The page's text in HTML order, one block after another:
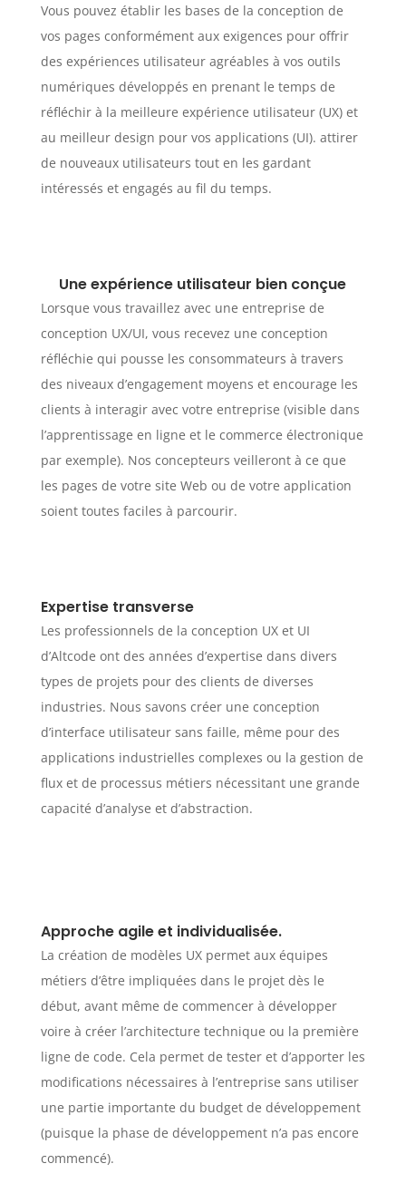
Vous pouvez établir les bases de la conception de
vos pages conformément aux exigences pour offrir
des expériences utilisateur agréables à vos outils
numériques développés en prenant le temps de
réfléchir à la meilleure expérience utilisateur (UX) et
au meilleur design pour vos applications (UI). attirer
de nouveaux utilisateurs tout en les gardant
intéressés et engagés au fil du temps.
Une expérience utilisateur bien conçue
Lorsque vous travaillez avec une entreprise de
conception UX/UI, vous recevez une conception
réfléchie qui pousse les consommateurs à travers
des niveaux d’engagement moyens et encourage les
clients à interagir avec votre entreprise (visible dans
l’apprentissage en ligne et le commerce électronique
par exemple). Nos concepteurs veilleront à ce que
les pages de votre site Web ou de votre application
soient toutes faciles à parcourir.
Expertise transverse
Les professionnels de la conception UX et UI
d’Altcode ont des années d’expertise dans divers
types de projets pour des clients de diverses
industries. Nous savons créer une conception
d’interface utilisateur sans faille, même pour des
applications industrielles complexes ou la gestion de
flux et de processus métiers nécessitant une grande
capacité d’analyse et d’abstraction.
Approche agile et individualisée.
La création de modèles UX permet aux équipes
métiers d’être impliquées dans le projet dès le
début, avant même de commencer à développer
voire à créer l’architecture technique ou la première
ligne de code. Cela permet de tester et d’apporter les
modifications nécessaires à l’entreprise sans utiliser
une partie importante du budget de développement
(puisque la phase de développement n’a pas encore
commencé).